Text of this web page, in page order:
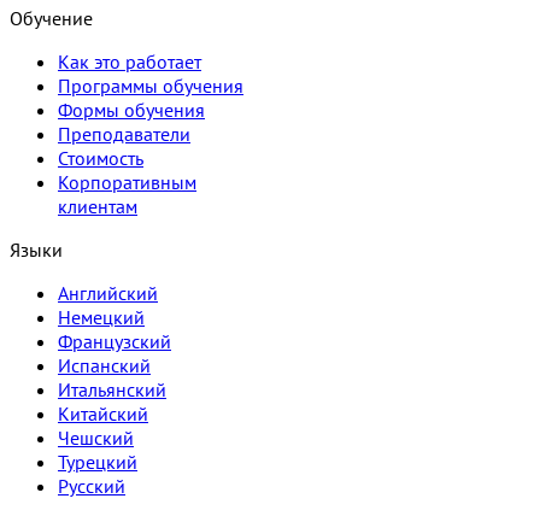
Обучение
Как это работает
Программы обучения
Формы обучения
Преподаватели
Стоимость
Корпоративным
клиентам
Языки
Английский
Немецкий
Французский
Испанский
Итальянский
Китайский
Чешский
Турецкий
Русский